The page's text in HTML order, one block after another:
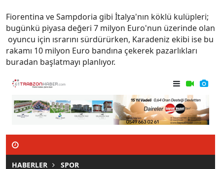
Fiorentina ve Sampdoria gibi İtalya'nın köklü kulüpleri;
bugünkü piyasa değeri 7 milyon Euro'nun üzerinde olan
oyuncu için ısrarını sürdürürken, Karadeniz ekibi ise bu
rakamı 10 milyon Euro bandına çekerek pazarlıkları
buradan başlatmayı planlıyor.
HABERLER SPOR